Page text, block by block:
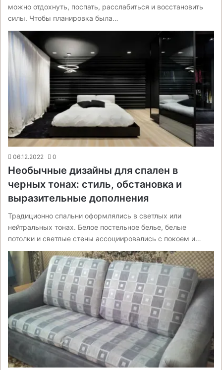
можно отдохнуть, поспать, расслабиться и восстановить
силы. Чтобы планировка была…
06.12.2022 0
Необычные дизайны для спален в
черных тонах: стиль, обстановка и
выразительные дополнения
Традиционно спальни оформлялись в светлых или
нейтральных тонах. Белое постельное белье, белые
потолки и светлые стены ассоциировались с покоем и…